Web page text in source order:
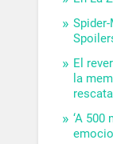
El
la
‘A 500